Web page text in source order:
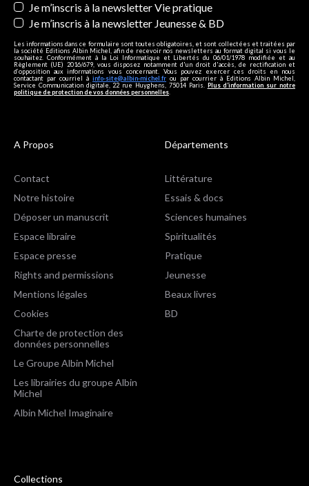
Je m’inscris à la newsletter Vie pratique
Je m’inscris à la newsletter Jeunesse & BD
Les informations dans ce formulaire sont toutes obligatoires, et sont collectées et traitées par
la société Editions Albin Michel, afin de recevoir nos newsletters au format digital si vous le
souhaitez. Conformément à la Loi Informatique et Libertés du 06/01/1978 modifiée et au
Règlement (UE) 2016/679, vous disposez notamment d'un droit d'accès, de rectification et
d’opposition aux informations vous concernant. Vous pouvez exercer ces droits en nous
contactant par courriel à info-site@albin-michel.fr ou par courrier à Editions Albin Michel,
Service Communication digitale, 22 rue Huyghens, 75014 Paris. Plus d’information sur notre
politique de protection de vos données personnelles.
A Propos
Contact
Notre histoire
Déposer un manuscrit
Espace libraire
Espace presse
Rights and permissions
Mentions légales
Cookies
Charte de protection des
données personnelles
Le Groupe Albin Michel
Les librairies du groupe Albin
Michel
Albin Michel Imaginaire
Départements
Littérature
Essais & docs
Sciences humaines
Spiritualités
Pratique
Jeunesse
Beaux livres
BD
Collections